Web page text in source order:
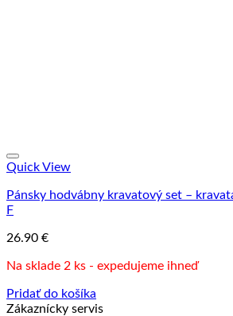
Quick View
Pánsky hodvábny kravatový set –
F
26.90 €
Na sklade 2 ks - expedujeme ihneď
Pridať do košíka
Zákaznícky servis